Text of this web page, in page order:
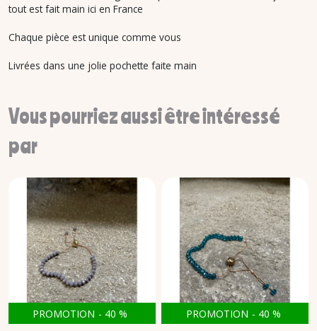
tout est fait main ici en France
Chaque pièce est unique comme vous
Livrées dans une jolie pochette faite main
Vous pourriez aussi être intéressé
par
PROMOTION - 40 % PROMOTION - 40 %